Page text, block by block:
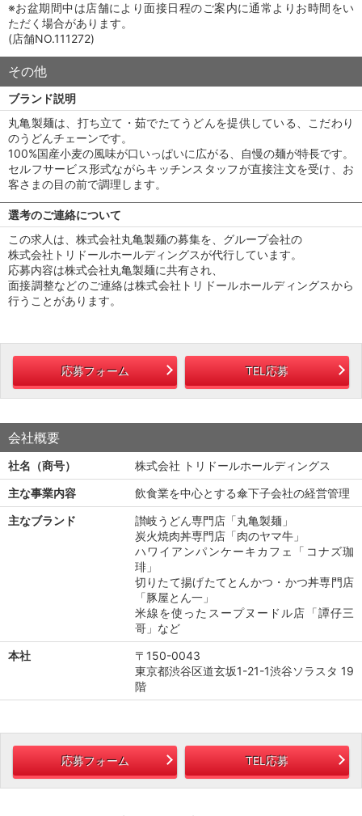
※お盆期間中は店舗により面接日程のご案内に通常よりお時間をい
ただく場合があります。
(店舗NO.111272)
その他
ブランド説明
丸亀製麺は、打ち立て・茹でたてうどんを提供している、こだわり
のうどんチェーンです。
100%国産小麦の風味が口いっぱいに広がる、自慢の麺が特長です。
セルフサービス形式ながらキッチンスタッフが直接注文を受け、お
客さまの目の前で調理します。
選考のご連絡について
この求人は、株式会社丸亀製麺の募集を、グループ会社の
株式会社トリドールホールディングスが代行しています。
応募内容は株式会社丸亀製麺に共有され、
面接調整などのご連絡は株式会社トリドールホールディングスから
行うことがあります。
応募フォーム TEL応募
会社概要
社名（商号）
株式会社 トリドールホールディングス
主な事業内容
飲食業を中心とする傘下子会社の経営管理
主なブランド
讃岐うどん専門店「丸亀製麺」
炭火焼肉丼専門店「肉のヤマ牛」
ハワイアンパンケーキカフェ「コナズ珈
琲」
切りたて揚げたてとんかつ・かつ丼専門店
「豚屋とん一」
米線を使ったスープヌードル店「譚仔三
哥」など
本社
〒150-0043
東京都渋谷区道玄坂1-21-1渋谷ソラスタ 19
階
応募フォーム TEL応募